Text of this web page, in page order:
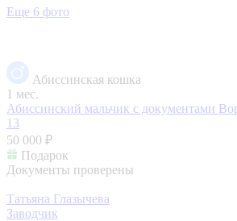
Еще 6 фото
Абиссинская кошка
1 мес.
Абиссинский мальчик с документами
13
50 000 ₽
Подарок
Документы проверены
Татьяна Глазычева
Заводчик